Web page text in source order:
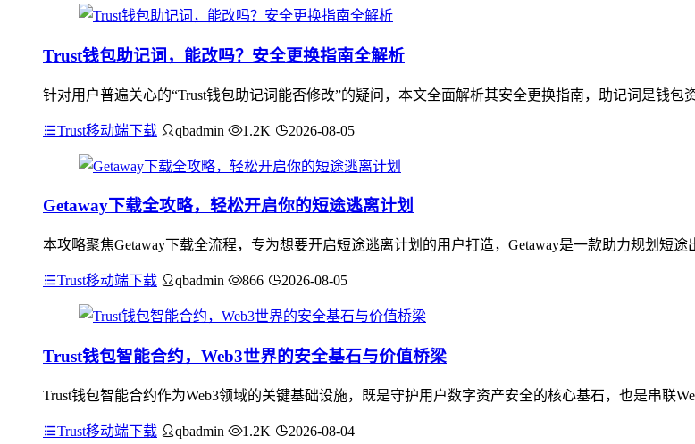
Trust钱包助记词，能改吗？安全更换指南全解析
针对用户普遍关心的“Trust钱包助记词能否修改”的疑问，本文全面解析其安全更换指南，助记词是钱
Trust移动端下载 qbadmin 1.2K 2026-08-05
Getaway下载全攻略，轻松开启你的短途逃离计划
本攻略聚焦Getaway下载全流程，专为想要开启短途逃离计划的用户打造，Getaway是一款助力规划短
Trust移动端下载 qbadmin 866 2026-08-05
Trust钱包智能合约，Web3世界的安全基石与价值桥梁
Trust钱包智能合约作为Web3领域的关键基础设施，既是守护用户数字资产安全的核心基石，也是串联
Trust移动端下载 qbadmin 1.2K 2026-08-04